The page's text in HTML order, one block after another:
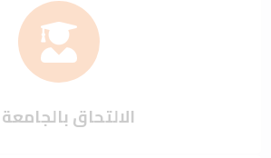
الالتحاق بالجامعة